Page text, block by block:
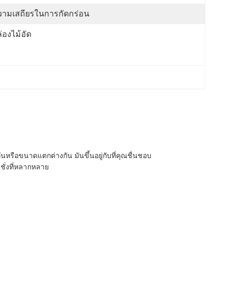
ามเสถียรในการกัดกร่อน
องไม้อัด
นหรือขนาดแตกต่างกัน มันขึ้นอยู่กับที่คุณชื่นชอบ
งที่หลากหลาย